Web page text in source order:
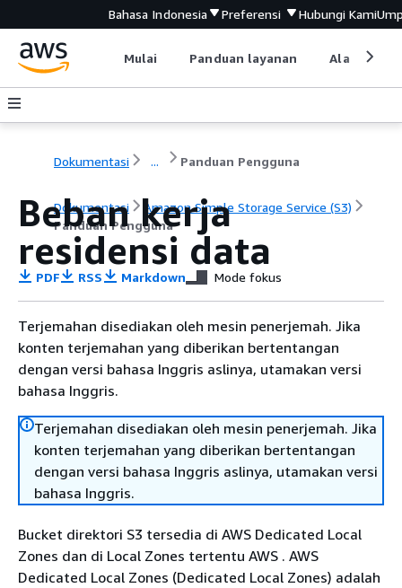
Bahasa Indonesia Preferensi Hubungi Kami
Mulai Panduan layanan Alat
Dokumentasi ... Panduan Pengguna
Dokumentasi
Amazon Simple Storage Service (S3)
Panduan Pengguna
Beban kerja
residensi data
PDF RSS Markdown Mode fokus
Terjemahan disediakan oleh mesin penerjemah. Jika
konten terjemahan yang diberikan bertentangan
dengan versi bahasa Inggris aslinya, utamakan versi
bahasa Inggris.
Terjemahan disediakan oleh mesin penerjemah. Jika
konten terjemahan yang diberikan bertentangan
dengan versi bahasa Inggris aslinya, utamakan versi
bahasa Inggris.
Bucket direktori S3 tersedia di AWS Dedicated Local
Zones dan di Local Zones tertentu AWS . AWS
Dedicated Local Zones (Dedicated Local Zones) adalah